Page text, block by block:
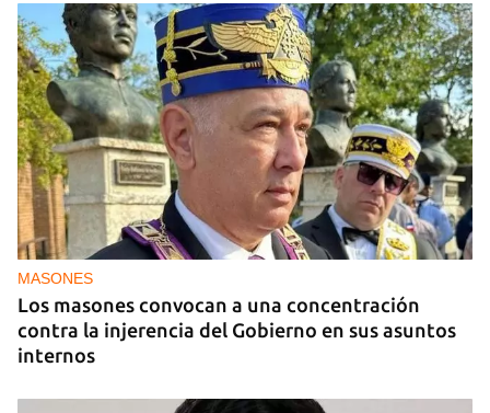
MASONES
Los masones convocan a una concentración
contra la injerencia del Gobierno en sus asuntos
internos